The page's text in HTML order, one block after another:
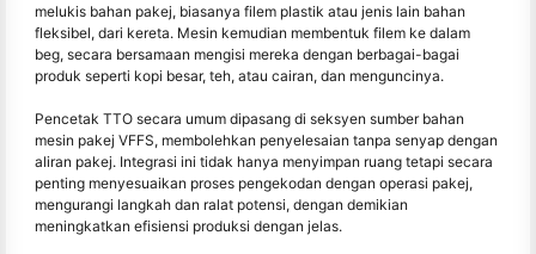
melukis bahan pakej, biasanya filem plastik atau jenis lain bahan
fleksibel, dari kereta. Mesin kemudian membentuk filem ke dalam
beg, secara bersamaan mengisi mereka dengan berbagai-bagai
produk seperti kopi besar, teh, atau cairan, dan menguncinya.
Pencetak TTO secara umum dipasang di seksyen sumber bahan
mesin pakej VFFS, membolehkan penyelesaian tanpa senyap dengan
aliran pakej. Integrasi ini tidak hanya menyimpan ruang tetapi secara
penting menyesuaikan proses pengekodan dengan operasi pakej,
mengurangi langkah dan ralat potensi, dengan demikian
meningkatkan efisiensi produksi dengan jelas.